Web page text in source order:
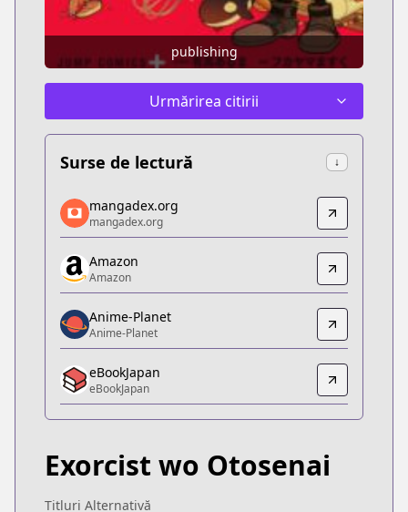
publishing
Urmărirea citirii
Surse de lectură ↓
mangadex.org
mangadex.org
https://mangadex.org/title/8d2e9520-4127-4bf2-
Amazon
Amazon
https://www.amazon.co.jp/dp/B0B28TW5YT
Anime-Planet
Anime-Planet
https://www.anime-planet.com/manga/make-the-
eBookJapan
eBookJapan
Official Raw
https://shonenjumpplus.com/episode/
mangadex.org
mangadex.org
Amazon
Amazon
Anime-Planet
Anime-Planet
eBookJapan
eBookJapan
Exorcist wo Otosenai
Titluri Alternativă